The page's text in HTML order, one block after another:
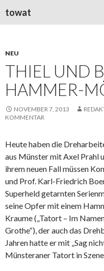
towat
NEU
THIEL UND
HAMMER-
NOVEMBER 7, 2013
KOMMENTAR
Heute haben die
aus Münster mit Axel Prahl
ihrem neuen Fall müssen
und Prof. Karl-Friedrich
Superheld getarnten
seine Opfer mit einem
Kraume („Tatort – Im
Grothe“), der auch das
Jahren hatte er mit „Sag
Münsteraner Tatort in